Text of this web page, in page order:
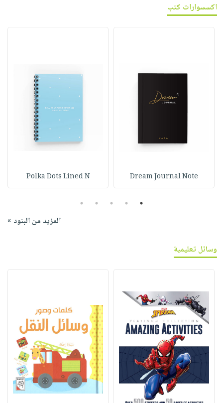
اكسسوارات كتب
Dream Journal Note
Polka Dots Lined N
1
2
3
4
5
المزيد من البنود »
وسائل تعليمية